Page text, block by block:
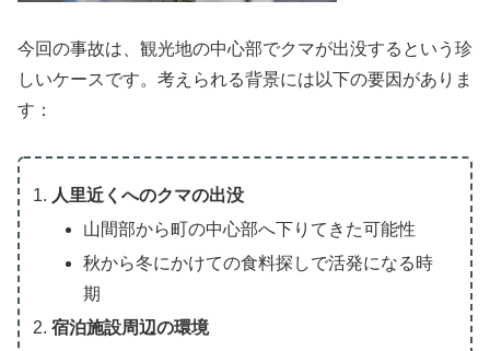
今回の事故は、観光地の中心部でクマが出没するという珍
しいケースです。考えられる背景には以下の要因がありま
す：
人里近くへのクマの出没
山間部から町の中心部へ下りてきた可能性
秋から冬にかけての食料探しで活発になる時
期
宿泊施設周辺の環境